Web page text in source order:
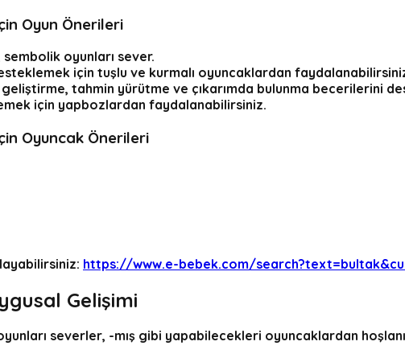
Oyun Önerileri
oyunları sever.
için tuşlu ve kurmalı oyuncaklardan
tahmin yürütme ve çıkarımda bulunma becerilerini
için yapbozlardan faydalanabilirsiniz.
Oyuncak Önerileri
https://www.e-bebek.com/
Gelişimi
severler, -mış gibi yapabilecekleri oyuncaklardan